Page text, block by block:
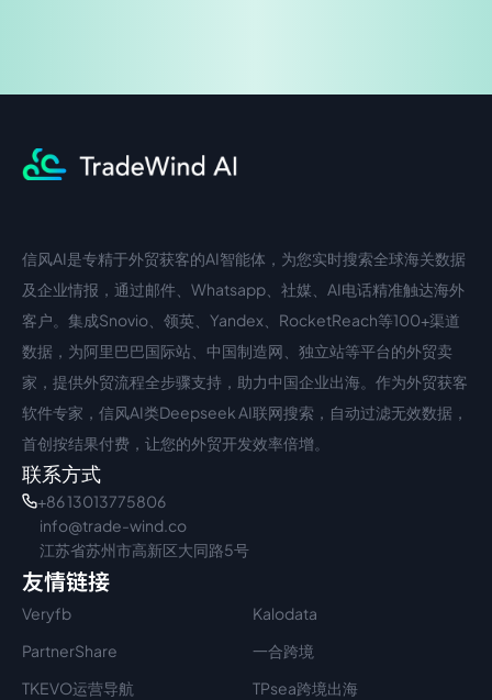
中文入口
信风AI是专精于外贸获客的AI智能体，为您实时搜索全球海关数据
及企业情报，通过邮件、Whatsapp、社媒、AI电话精准触达海外
客户。集成Snovio、领英、Yandex、RocketReach等100+渠道
数据，为阿里巴巴国际站、中国制造网、独立站等平台的外贸卖
家，提供外贸流程全步骤支持，助力中国企业出海。作为外贸获客
软件专家，信风AI类Deepseek AI联网搜索，自动过滤无效数据，
首创按结果付费，让您的外贸开发效率倍增。
联系方式
+86 13013775806
info@trade-wind.co
江苏省苏州市高新区大同路5号
友情链接
Veryfb
Kalodata
PartnerShare
一合跨境
TKEVO运营导航
TPsea跨境出海